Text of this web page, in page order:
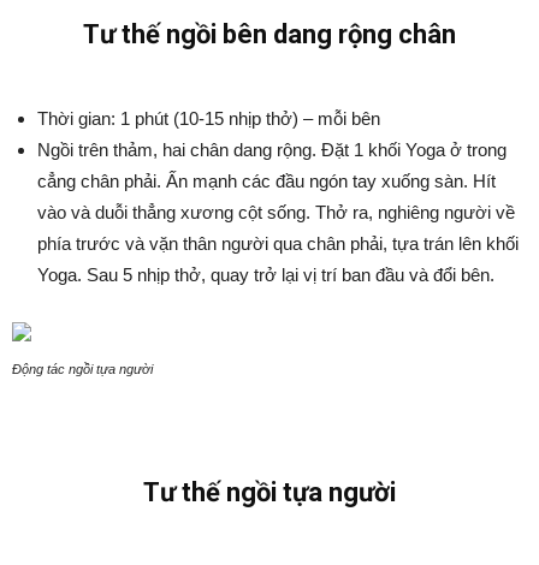
Tư thế ngồi bên dang rộng chân
Thời gian: 1 phút (10-15 nhịp thở) – mỗi bên
Ngồi trên thảm, hai chân dang rộng. Đặt 1 khối Yoga ở trong
cẳng chân phải. Ấn mạnh các đầu ngón tay xuống sàn. Hít
vào và duỗi thẳng xương cột sống. Thở ra, nghiêng người về
phía trước và vặn thân người qua chân phải, tựa trán lên khối
Yoga. Sau 5 nhịp thở, quay trở lại vị trí ban đầu và đổi bên.
Động tác ngồi tựa người
Tư thế ngồi tựa người